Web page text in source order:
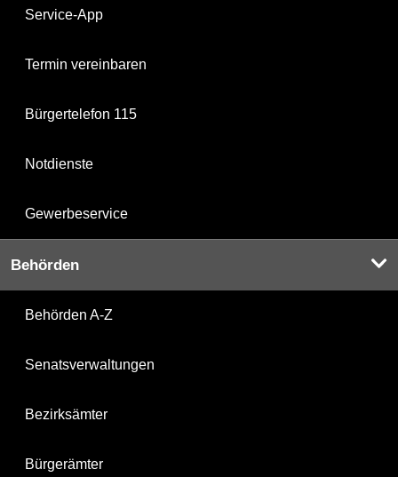
Service-App
Termin vereinbaren
Bürgertelefon 115
Notdienste
Gewerbeservice
Behörden
Behörden A-Z
Senatsverwaltungen
Bezirksämter
Bürgerämter